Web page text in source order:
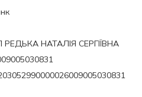
НАТАЛІЯ СЕРГІЇВНА